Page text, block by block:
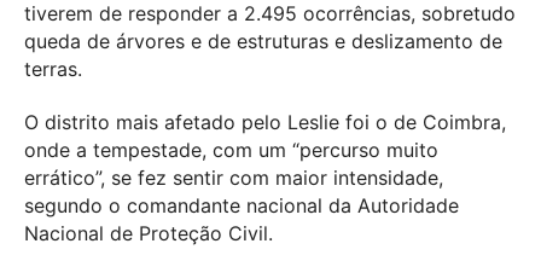
tiverem de responder a 2.495 ocorrências, sobretudo
queda de árvores e de estruturas e deslizamento de
terras.
O distrito mais afetado pelo Leslie foi o de Coimbra,
onde a tempestade, com um “percurso muito
errático”, se fez sentir com maior intensidade,
segundo o comandante nacional da Autoridade
Nacional de Proteção Civil.